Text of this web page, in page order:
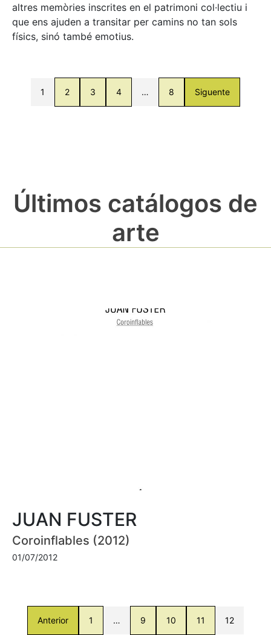
altres memòries inscrites en el patrimoni col·lectiu i
que ens ajuden a transitar per camins no tan sols
físics, sinó també emotius.
1 2 3 4 … 8 Siguente
Últimos catálogos de
arte
JUAN FUSTER
Coroinflables (2012)
01/07/2012
Anterior 1 … 9 10 11 12